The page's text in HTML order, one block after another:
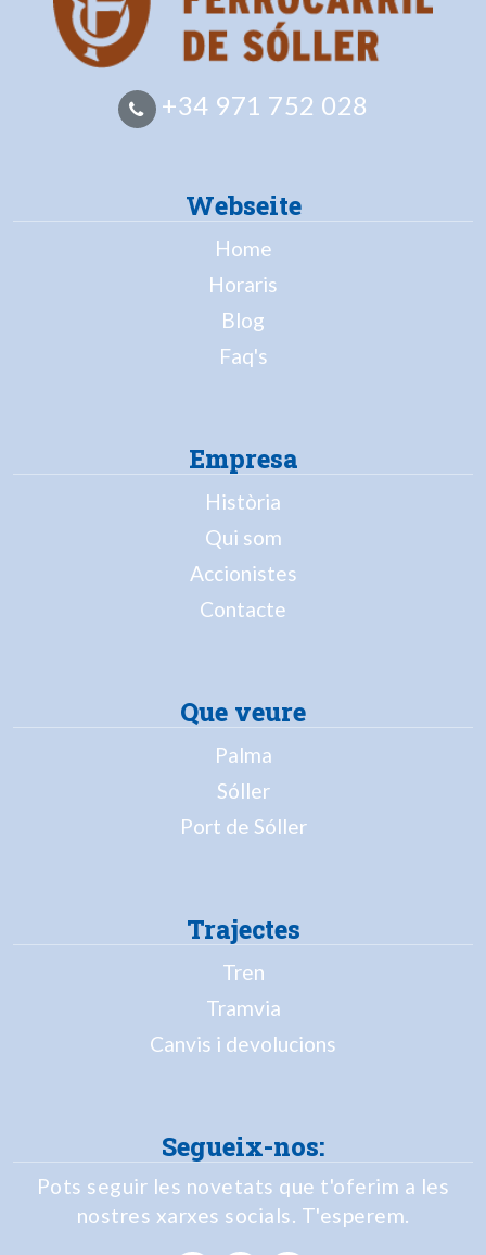
+34 971 752 028
Webseite
Home
Horaris
Blog
Faq's
Empresa
Història
Qui som
Accionistes
Contacte
Segueix-nos:
Pots seguir les novetats que t'oferim a les
nostres xarxes socials. T'esperem.
Que veure
Palma
Sóller
Port de Sóller
Trajectes
Tren
Tramvia
Canvis i devolucions